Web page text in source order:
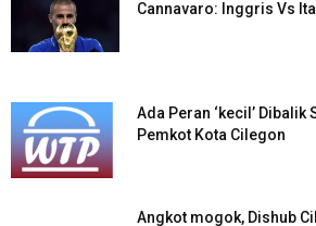
Cannavaro: Inggris Vs
Ada Peran ‘kecil’ Dibalik
Pemkot Kota Cilegon
Angkot mogok, Dishub